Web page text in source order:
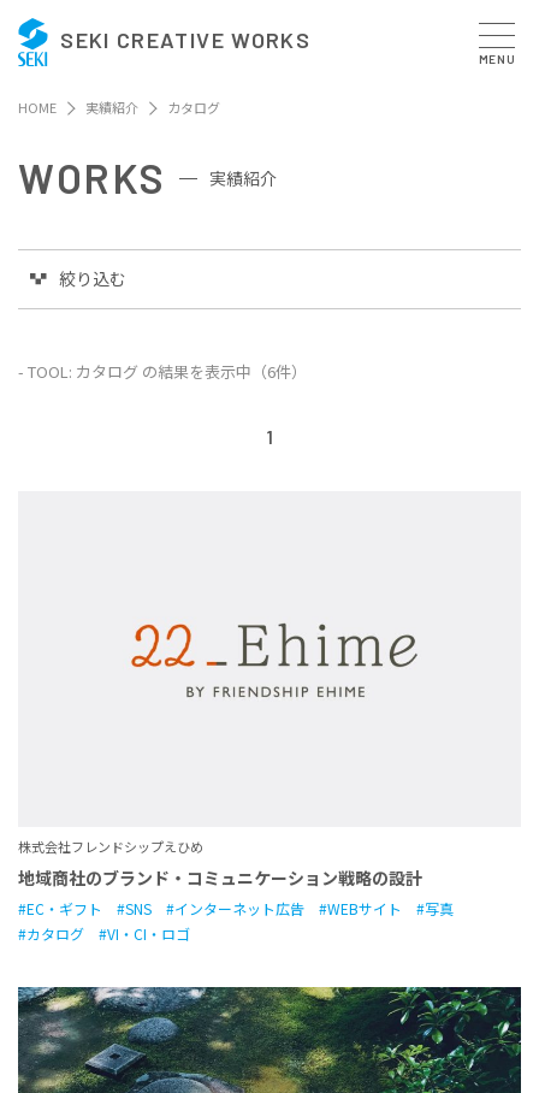
SEKI CREATIVE WORKS
MENU
HOME 実績紹介 カタログ
WORKS 実績紹介
絞り込む
- TOOL: カタログ の結果を表示中（6件）
1
株式会社フレンドシップえひめ
地域商社のブランド・コミュニケーション戦略の設計
EC・ギフト SNS インターネット広告 WEBサイト
写真
カタログ
VI・CI・ロゴ